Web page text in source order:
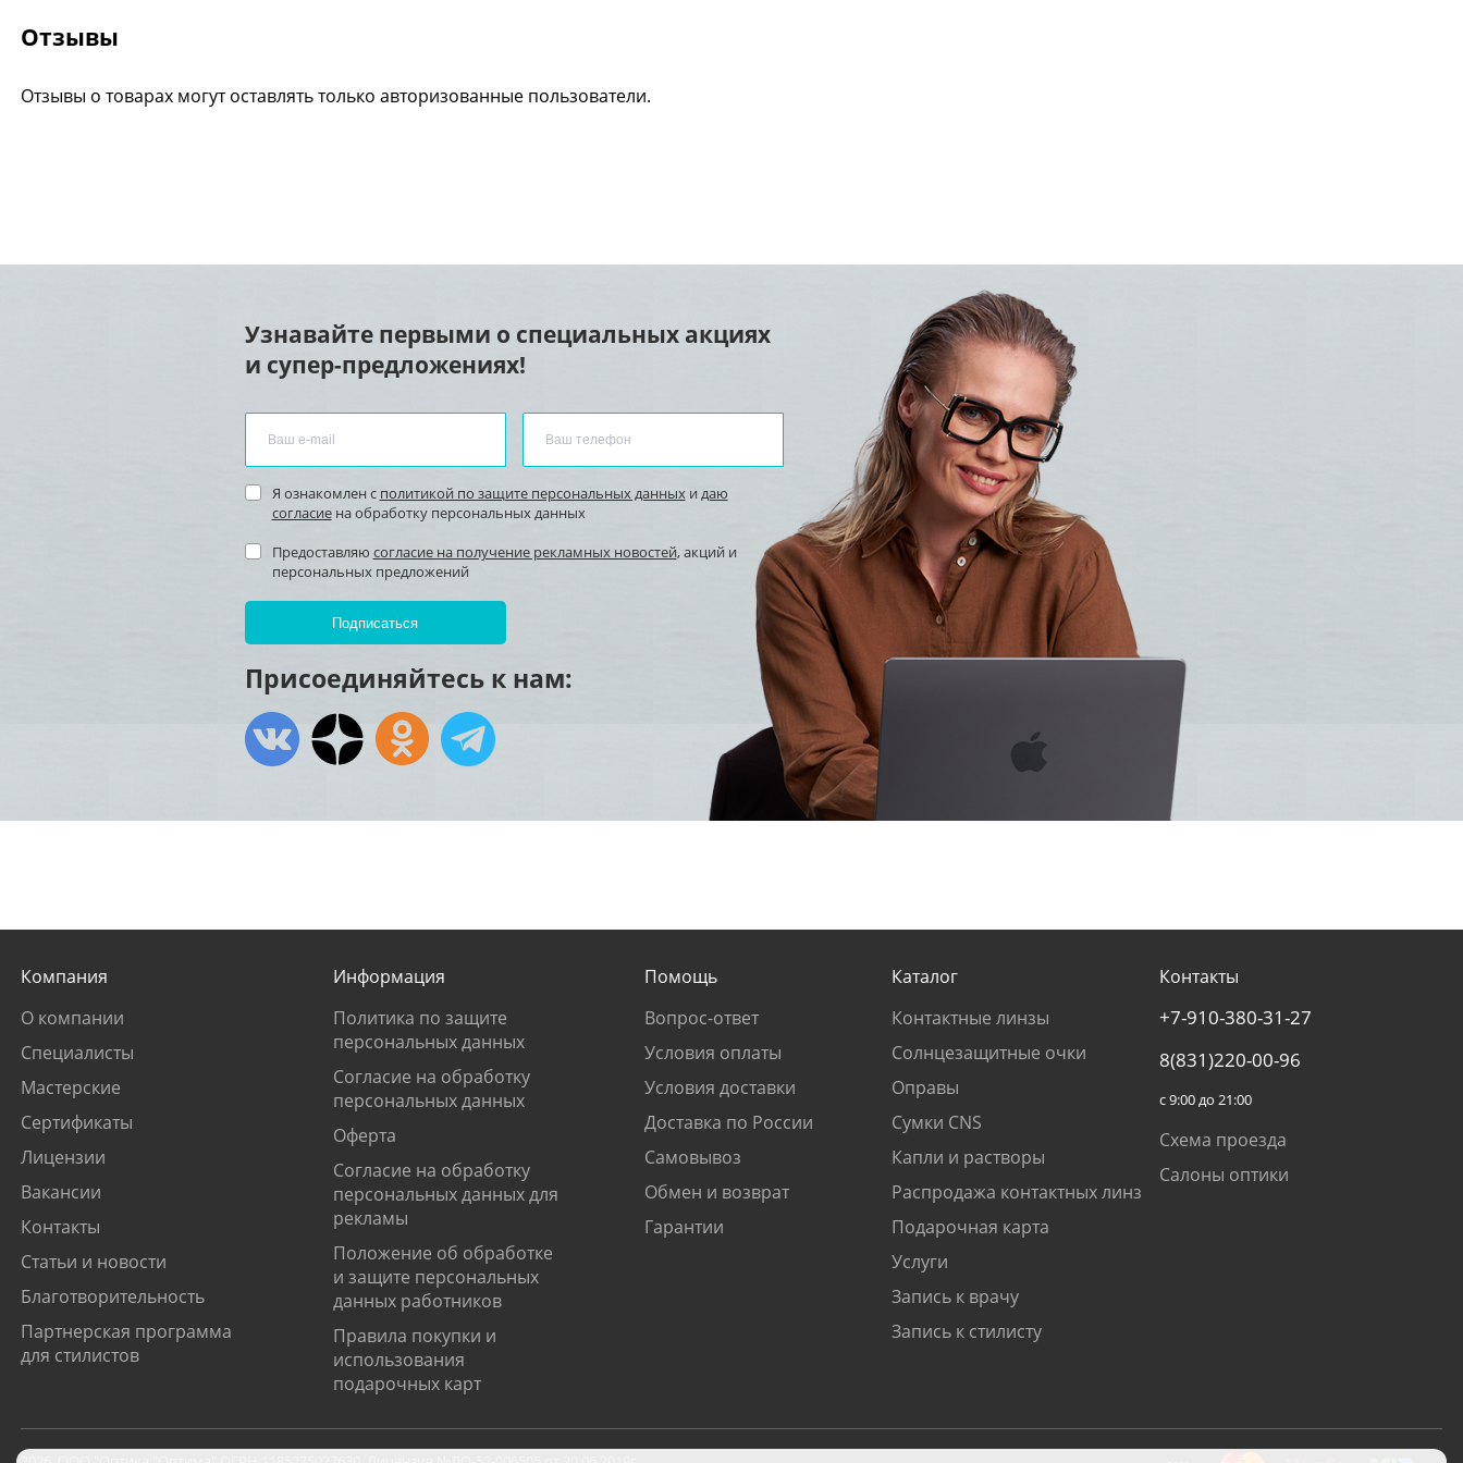
Отзывы
Отзывы о товарах могут оставлять только авторизованные пользователи.
Узнавайте первыми о специальных акциях
и супер-предложениях!
Я ознакомлен с политикой по защите персональных данных и даю
согласиена обработку персональных данных
Предоставляю согласие на получение рекламных новостей, акций и
персональных предложений
Присоединяйтесь к нам:
Компания
О компании
Специалисты
Мастерские
Сертификаты
Лицензии
Вакансии
Контакты
Статьи и новости
Благотворительность
Партнерская программа
для стилистов
Информация
Политика по защите
персональных данных
Согласие на обработку
персональных данных
Оферта
Согласие на обработку
персональных данных для
рекламы
Положение об обработке
и защите персональных
данных работников
Правила покупки и
использования
подарочных карт
Помощь
Вопрос-ответ
Условия оплаты
Условия доставки
Доставка по России
Самовывоз
Обмен и возврат
Гарантии
Каталог
Контактные линзы
Солнцезащитные очки
Оправы
Сумки CNS
Капли и растворы
Распродажа контактных линз
Подарочная карта
Услуги
Запись к врачу
Запись к стилисту
Контакты
+7-910-380-31-27
8(831)220-00-96
с 9:00 до 21:00
Схема проезда
Салоны оптики